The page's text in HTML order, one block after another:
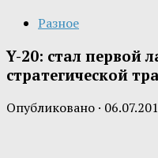
Разное
Y-20: стал первой
стратегической
Опубликовано ·